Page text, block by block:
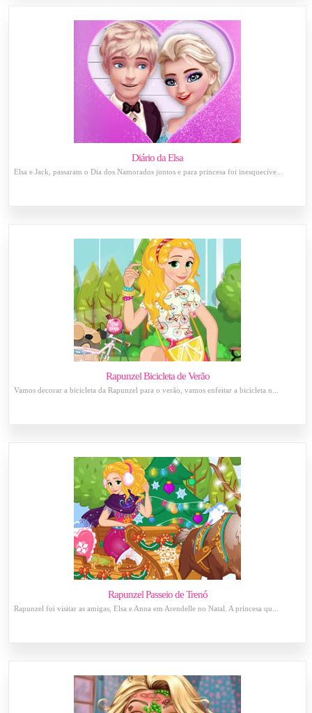
Diário da Elsa
Elsa e Jack, passaram o Dia dos Namorados juntos e para princesa foi inesquecíve...
Rapunzel Bicicleta de Verão
Vamos decorar a bicicleta da Rapunzel para o verão, vamos enfeitar a bicicleta n...
Rapunzel Passeio de Trenó
Rapunzel foi visitar as amigas, Elsa e Anna em Arendelle no Natal. A princesa qu...